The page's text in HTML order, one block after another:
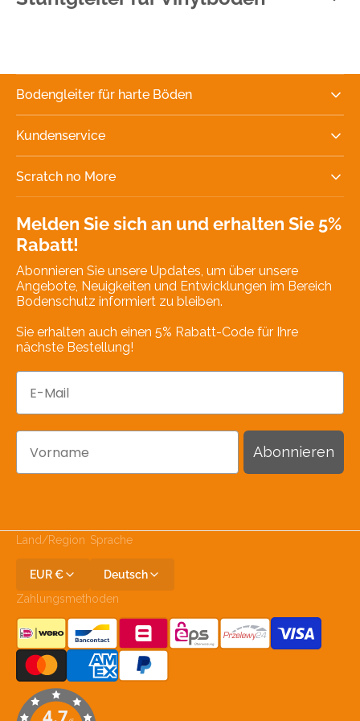
Bodengleiter für harte Böden
Kundenservice
Scratch no More
Melden Sie sich an und erhalten Sie 5%
Rabatt!
Abonnieren Sie unsere Updates, um über unsere
Angebote, Neuigkeiten und Entwicklungen im Bereich
Bodenschutz informiert zu bleiben.
Sie erhalten auch einen 5% Rabatt-Code für Ihre
nächste Bestellung!
Abonnieren
Land/Region
EUR €
Sprache
Deutsch
Zahlungsmethoden